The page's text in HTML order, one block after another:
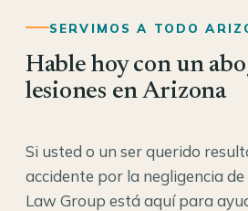
SERVIMOS A TODO
Hable hoy con un
lesiones en Arizona
Si usted o un ser querido
accidente por la negligencia
Law Group está aquí para